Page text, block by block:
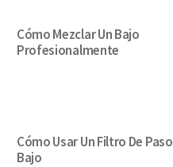
Cómo Mezclar Un Bajo
Profesionalmente
Cómo Usar Un Filtro De Paso
Bajo